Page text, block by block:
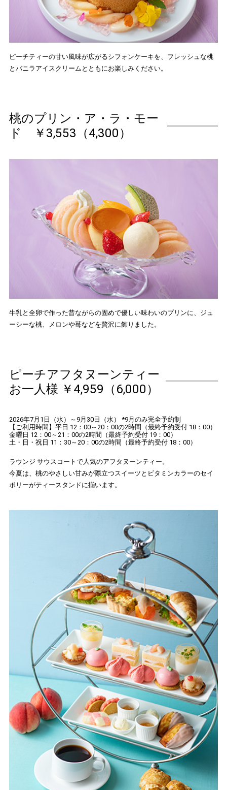
ピーチティーの甘い風味が広がるシフォンケーキを、フレッシュな桃
とバニラアイスクリームとともにお楽しみください。
桃のプリン・ア・ラ・モー
ド ￥3,553（4,300）
牛乳と全卵で作った昔ながらの固めで優しい味わいのプリンに、ジュ
ーシーな桃、メロンや苺などを贅沢に飾りました。
ピーチアフタヌーンティー
お一人様 ￥4,959（6,000）
2026年7月1日（水）～9月30日（水） *9月のみ完全予約制
【ご利用時間】平日 12：00～20：00の2時間（最終予約受付 18：00）
金曜日 12：00～21：00の2時間（最終予約受付 19：00）
土・日・祝日 11：30～20：00の2時間（最終予約受付 18：00）
ラウンジ サウスコートで人気のアフタヌーンティー。
今夏は、桃のやさしい甘みが際立つスイーツとビタミンカラーのセイ
ボリーがティースタンドに揃います。